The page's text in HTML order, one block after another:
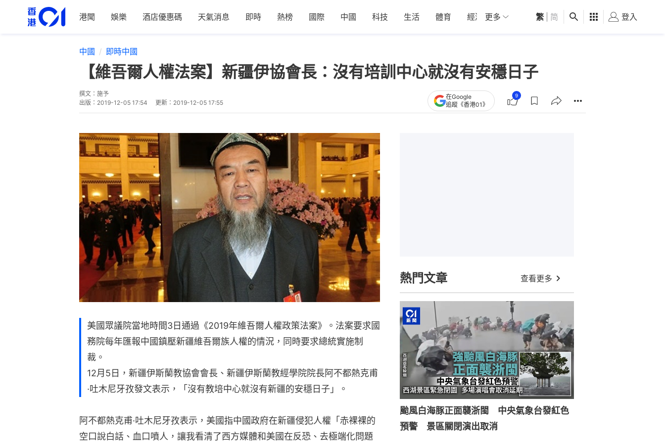
港聞 娛樂 酒店優惠碼 天氣消息 即時 熱榜 國際 中國 科技 生活 體育 經濟 01深圳 觀點 健康 好食玩飛
更多 繁 简 登入
中國 即時中國
【維吾爾人權法案】新疆伊協會長：沒有培訓中心就沒有安穩日子
撰文： 施予
出版： 2019-12-05 17:54 更新： 2019-12-05 17:55
在Google
追蹤《香港01》
9
美國眾議院當地時間3日通過《2019年維吾爾人權政策法案》。法案要求國
務院每年匯報中國鎮壓新疆維吾爾族人權的情況，同時要求總統實施制
裁。
12月5日，新疆伊斯蘭教協會會長、新疆伊斯蘭教經學院院長阿不都熱克甫
·吐木尼牙孜發文表示，「沒有教培中心就沒有新疆的安穩日子」。
阿不都熱克甫·吐木尼牙孜表示，美國指中國政府在新疆侵犯人權「赤裸裸的
空口說白話、血口噴人，讓我看清了西方媒體和美國在反恐、去極端化問題
熱門文章 查看更多
颱風白海豚正面襲浙閩 中央氣象台發紅色
預警 景區關閉演出取消